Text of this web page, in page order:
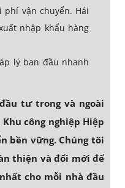
vận chuyển. Hải
nhập khẩu hàng
lý ban đầu nhanh
tư trong và ngoài
công nghiệp Hiệp
bền vững. Chúng tôi
thiện và đổi mới để
cho mỗi nhà đầu